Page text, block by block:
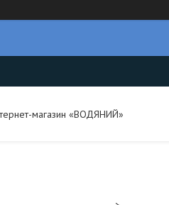
магазин «ВОДЯНИЙ»